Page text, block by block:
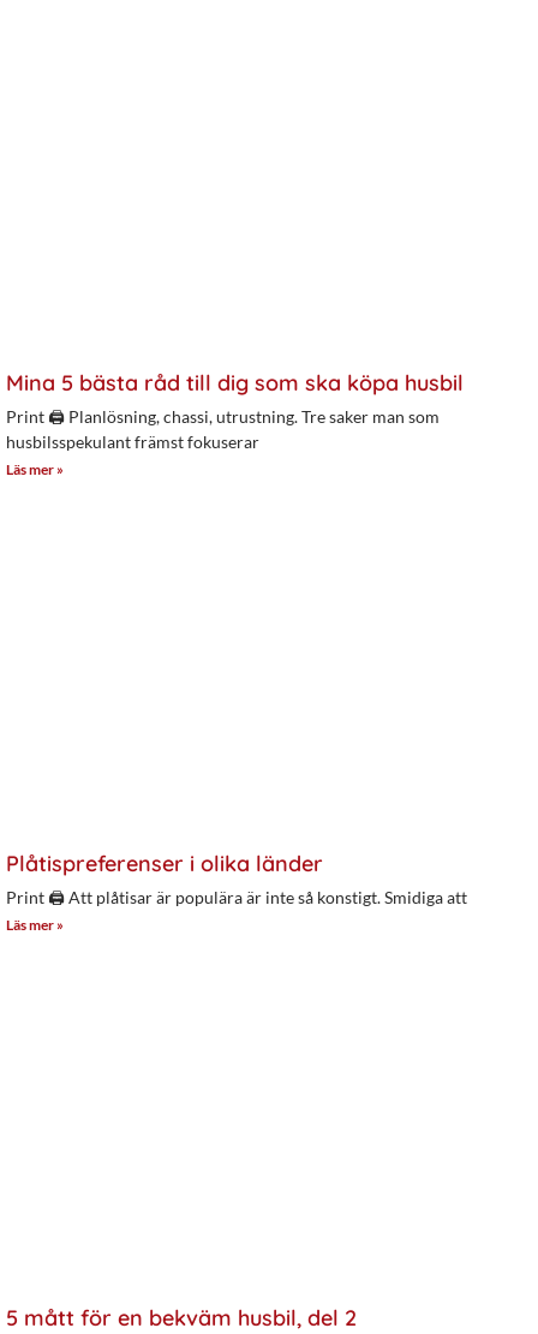
Mina 5 bästa råd till dig som ska köpa husbil
Print 🖨 Planlösning, chassi, utrustning. Tre saker man som
husbilsspekulant främst fokuserar
Läs mer »
Plåtispreferenser i olika länder
Print 🖨 Att plåtisar är populära är inte så konstigt. Smidiga att
Läs mer »
5 mått för en bekväm husbil, del 2